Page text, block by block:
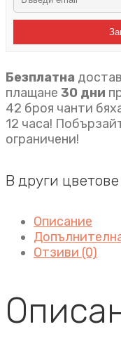
Безплатна
плащане 30 дни
42 броя чанти
12 часа!
ограничени!
В други цветове
Описание
Отзиви (0)